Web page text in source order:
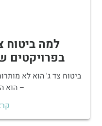
למה ביטוח
בפרויקטים
ביטוח צד ג' הוא לא
– הוא